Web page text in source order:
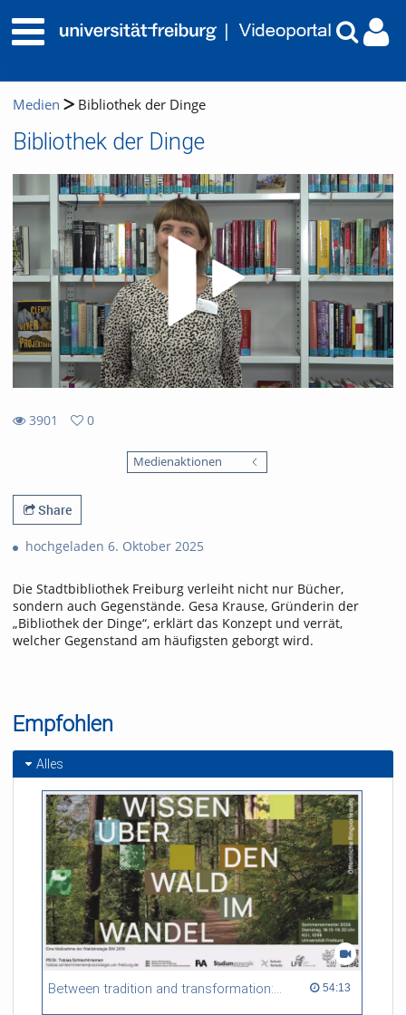
Medien Bibliothek der Dinge
Bibliothek der Dinge
3901
0
Medienaktionen
Share
hochgeladen 6. Oktober 2025
Die Stadtbibliothek Freiburg verleiht nicht nur Bücher,
sondern auch Gegenstände. Gesa Krause, Gründerin der
„Bibliothek der Dinge“, erklärt das Konzept und verrät,
welcher Gegenstand am häufigsten geborgt wird.
Empfohlen
Alles
Between tradition and transformation: how owners, advisers and institutions co-create knowledge for resilient forests in Europe 54:13
54:13 duration